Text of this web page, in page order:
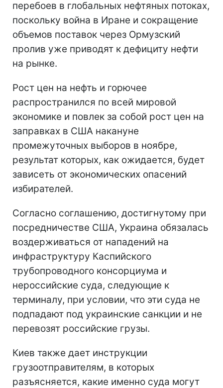
перебоев в глобальных нефтяных потоках,
поскольку война в Иране и сокращение
объемов поставок через Ормузский
пролив уже приводят к дефициту нефти
на рынке.
Рост цен на нефть и горючее
распространился по всей мировой
экономике и повлек за собой рост цен на
заправках в США накануне
промежуточных выборов в ноябре,
результат которых, как ожидается, будет
зависеть от экономических опасений
избирателей.
Согласно соглашению, достигнутому при
посредничестве США, Украина обязалась
воздерживаться от нападений на
инфраструктуру Каспийского
трубопроводного консорциума и
нероссийские суда, следующие к
терминалу, при условии, что эти суда не
подпадают под украинские санкции и не
перевозят российские грузы.
Киев также дает инструкции
грузоотправителям, в которых
разъясняется, какие именно суда могут